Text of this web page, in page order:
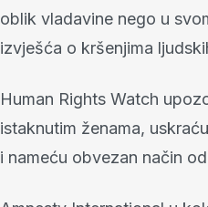
oblik vladavine nego u
izvješća o kršenjima
Human Rights Watch
istaknutim ženama,
i nameću obvezan način